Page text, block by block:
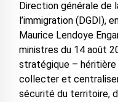
Direction générale de
l’immigration (DGDI),
Maurice Lendoye
ministres du 14 août
stratégique –
collecter et
sécurité du territoire,